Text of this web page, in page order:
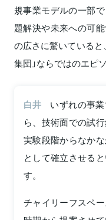
規事業モデルの一部
題解決や未来への可
の広さに驚いていると
集団」ならではのエピ
白井
いずれの事
ら、技術面での試
実験段階からなか
として確立させる
す。
チャイリーフスペ